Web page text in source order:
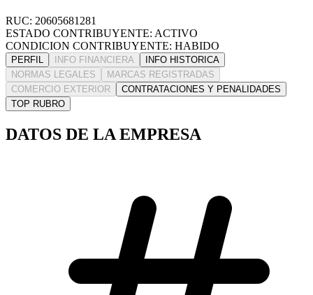
RUC: 20605681281
ESTADO CONTRIBUYENTE: ACTIVO
CONDICION CONTRIBUYENTE: HABIDO
PERFIL INFO FINANCIERA
INFO HISTORICA
NORMAS LEGALES
MARCAS REGISTRADAS
COMERCIO EXTERIOR
CONTRATACIONES Y PENALIDADES
TOP RUBRO
DATOS DE LA EMPRESA